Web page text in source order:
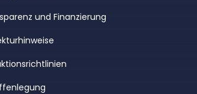
und Finanzierung